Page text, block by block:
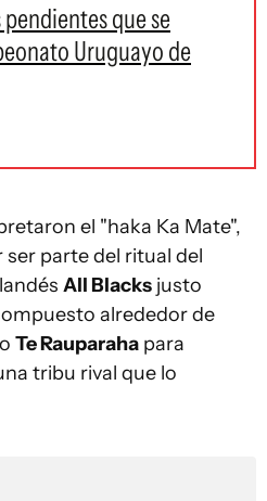
que se
Uruguayo de
el "haka Ka Mate",
parte del ritual del
All Blacks justo
alrededor de
Te Rauparaha para
tribu rival que lo